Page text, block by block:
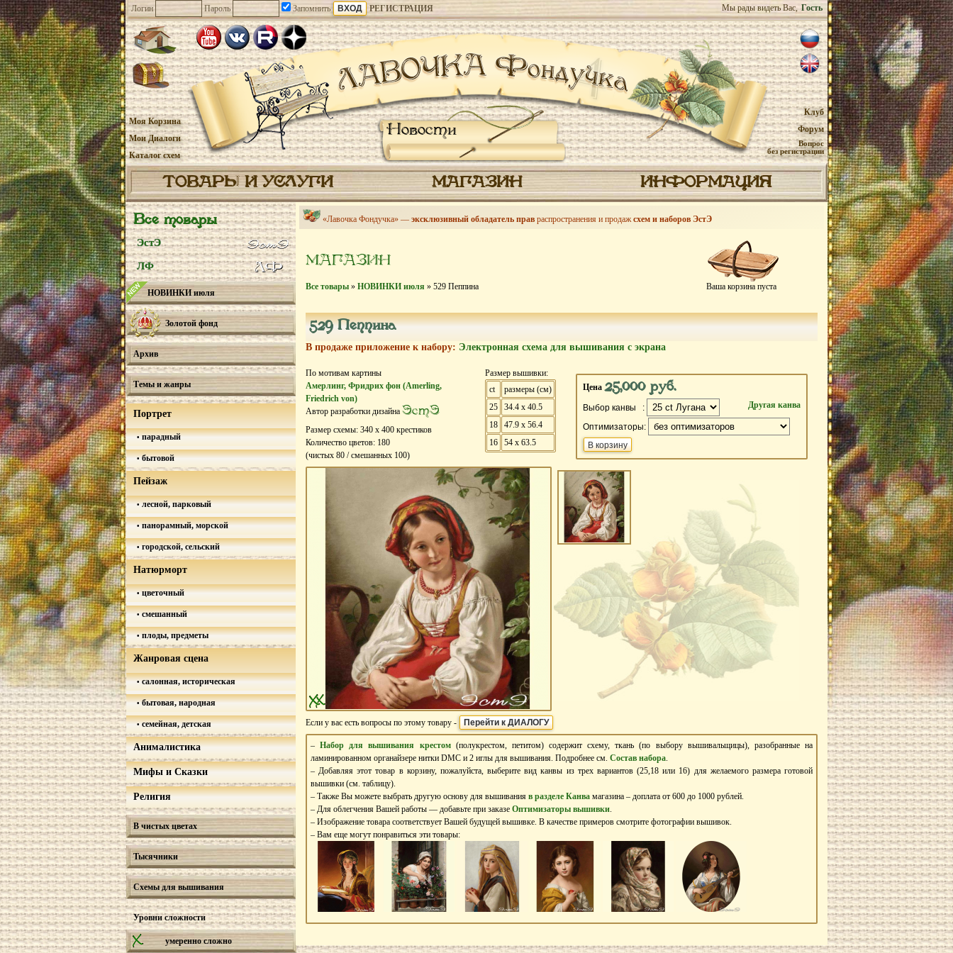
Логин Пароль Запомнить РЕГИСТРАЦИЯ Мы рады видеть Вас, Гость
Новости
Моя Корзина
Мои Диалоги
Каталог схем
Клуб
Форум
Вопрос
без регистрации
ТОВАРЫ И УСЛУГИ МАГАЗИН ИНФОРМАЦИЯ
Все товары
ЭстЭ
ЛФ
НОВИНКИ июля
Золотой фонд
Архив
Темы и жанры
Портрет
парадный
бытовой
Пейзаж
лесной, парковый
панорамный, морской
городской, сельский
Натюрморт
цветочный
смешанный
плоды, предметы
Жанровая сцена
салонная, историческая
бытовая, народная
семейная, детская
Анималистика
Мифы и Сказки
Религия
В чистых цветах
Тысячники
Схемы для вышивания
Уровни сложности
умеренно сложно
«Лавочка Фондучка» — эксклюзивный обладатель прав распространения и продажсхем и наборов ЭстЭ
Ваша корзина пуста
МАГАЗИН
Все товары » НОВИНКИ июля » 529 Пеппина
529 Пеппина
В продаже приложение к набору: Электронная схема для вышивания с экрана
По мотивам картины
Амерлинг, Фридрих фон (Amerling,
Friedrich von)
Автор разработки дизайна ЭстЭ
Размер схемы: 340 х 400 крестиков
Количество цветов: 180
(чистых 80 / смешанных 100)
Размер вышивки:
ct
размеры (см)
25
34.4 x 40.5
18
47.9 x 56.4
16
54 x 63.5
Цена25,000 руб.
Другая канва
Выбор канвы :
Оптимизаторы:
Если у вас есть вопросы по этому товару - Перейти к ДИАЛОГУ
–Набор для вышивания крестом(полукрестом, петитом) содержит схему, ткань (по выбору вышивальщицы), разобранные на
ламинированном органайзере нитки DMC и 2 иглы для вышивания. Подробнее см. Состав набора.
– Добавляя этот товар в корзину, пожалуйста, выберите вид канвы из трех вариантов (25,18 или 16) для желаемого размера готовой
вышивки (см. таблицу).
– Также Вы можете выбрать другую основу для вышивания в разделе Канва магазина – доплата от 600 до 1000 рублей.
– Для облегчения Вашей работы — добавьте при заказе Оптимизаторы вышивки.
– Изображение товара соответствует Вашей будущей вышивке. В качестве примеров смотрите фотографии вышивок.
– Вам еще могут понравиться эти товары: